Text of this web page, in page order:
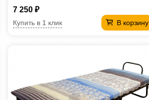
7 250 ₽
В корзину
Купить в 1 клик